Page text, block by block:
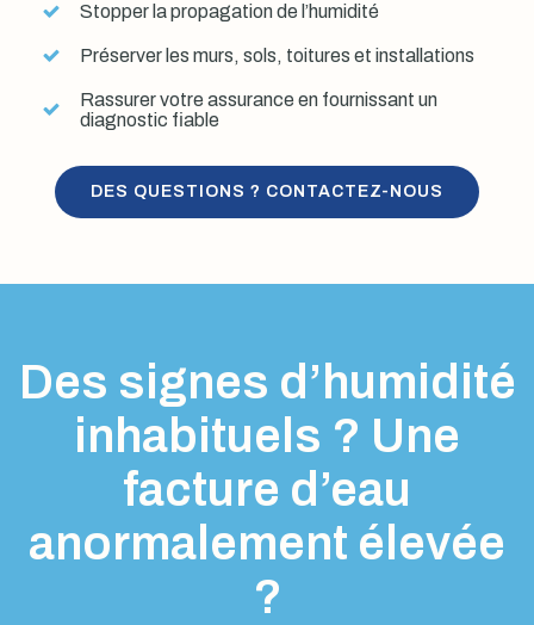
Stopper la propagation de l’humidité
Préserver les murs, sols, toitures et installations
Rassurer votre assurance en fournissant un
diagnostic fiable
DES QUESTIONS ? CONTACTEZ-NOUS
Des signes d’humidité
inhabituels ? Une
facture d’eau
anormalement élevée
?